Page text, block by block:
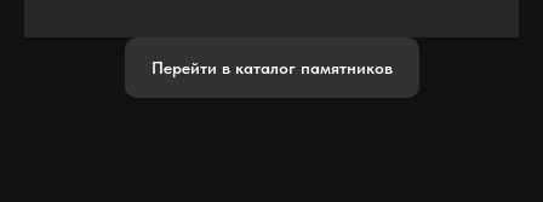
Перейти в каталог памятников